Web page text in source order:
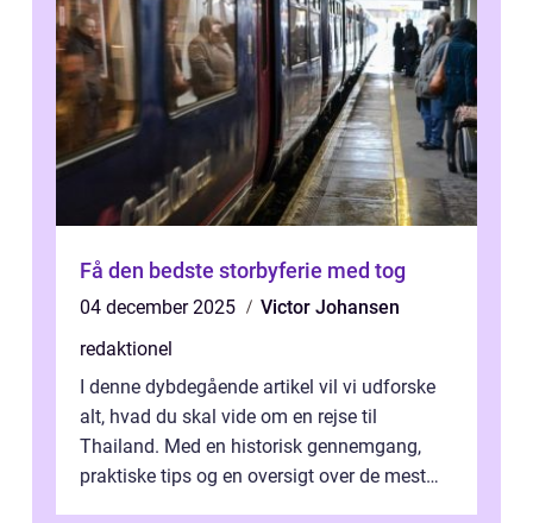
Få den bedste storbyferie med tog
04 december 2025
Victor Johansen
redaktionel
I denne dybdegående artikel vil vi udforske
alt, hvad du skal vide om en rejse til
Thailand. Med en historisk gennemgang,
praktiske tips og en oversigt over de mest